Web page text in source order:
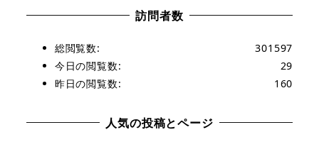
訪問者数
301597
総閲覧数:
29
今日の閲覧数:
160
昨日の閲覧数:
人気の投稿とページ